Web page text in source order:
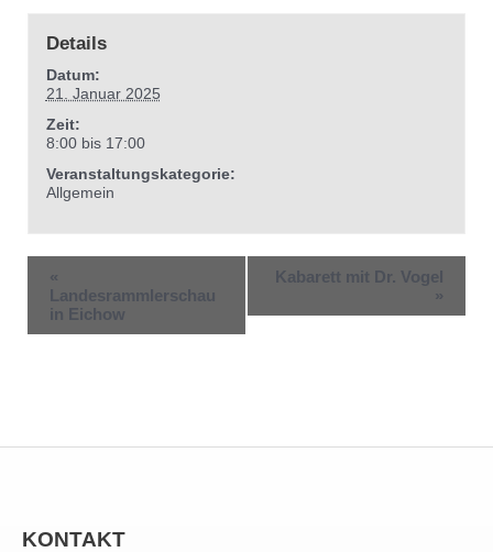
Details
Datum:
21. Januar 2025
Zeit:
8:00 bis 17:00
Veranstaltungskategorie:
Allgemein
«
Landesrammlerschau
in Eichow
Kabarett mit Dr. Vogel
»
KONTAKT